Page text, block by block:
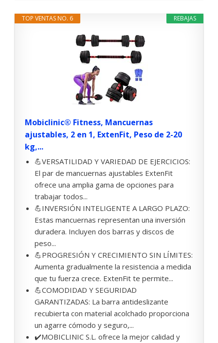
REBAJAS
TOP VENTAS NO. 6
Mobiclinic® Fitness, Mancuernas
ajustables, 2 en 1, ExtenFit, Peso de 2-20
kg,...
💪VERSATILIDAD Y VARIEDAD DE EJERCICIOS:
El par de mancuernas ajustables ExtenFit
ofrece una amplia gama de opciones para
trabajar todos...
💪INVERSIÓN INTELIGENTE A LARGO PLAZO:
Estas mancuernas representan una inversión
duradera. Incluyen dos barras y discos de
peso...
💪PROGRESIÓN Y CRECIMIENTO SIN LÍMITES:
Aumenta gradualmente la resistencia a medida
que tu fuerza crece. ExtenFit te permite...
💪COMODIDAD Y SEGURIDAD
GARANTIZADAS: La barra antideslizante
recubierta con material acolchado proporciona
un agarre cómodo y seguro,...
✔️MOBICLINIC S.L. ofrece la mejor calidad y